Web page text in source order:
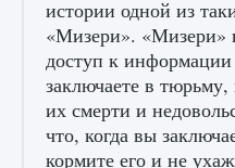
Как разблокировать
Creatures of Ava
истории одной из
«Мизери». «Мизери»
доступ к информации
заключаете в
их смерти и
что, когда вы
кормите его и не